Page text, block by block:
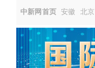
中新网首页 安徽 北京